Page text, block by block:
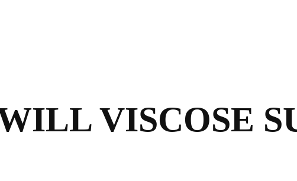
VISCOSE